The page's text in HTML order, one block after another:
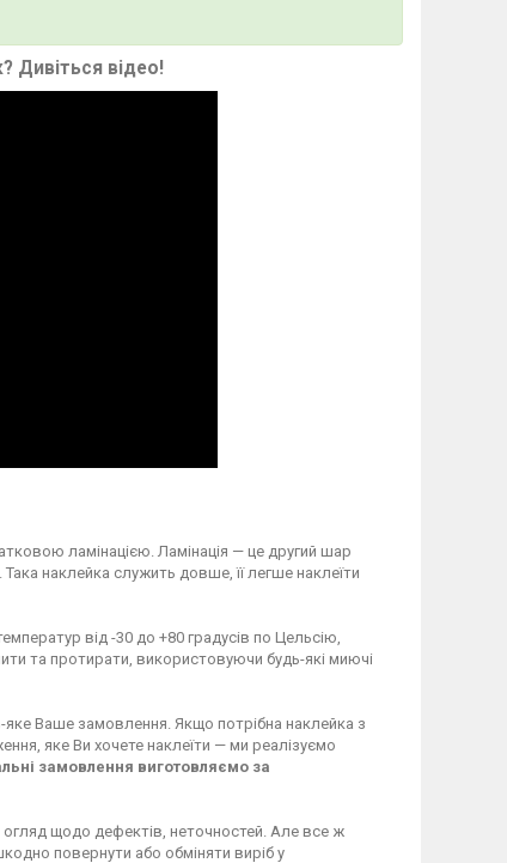
Дивіться відео!
ламінацією. Ламінація — це другий шар
наклейка служить довше, її легше наклеїти
від -30 до +80 градусів по Цельсію,
та протирати, використовуючи будь-які миючі
яке Ваше замовлення. Якщо потрібна наклейка з
яке Ви хочете наклеїти — ми реалізуємо
замовлення виготовляємо за
щодо дефектів, неточностей. Але все ж
повернути або обміняти виріб у